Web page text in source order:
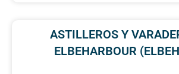
ASTILLEROS Y
ELBEHARBOUR